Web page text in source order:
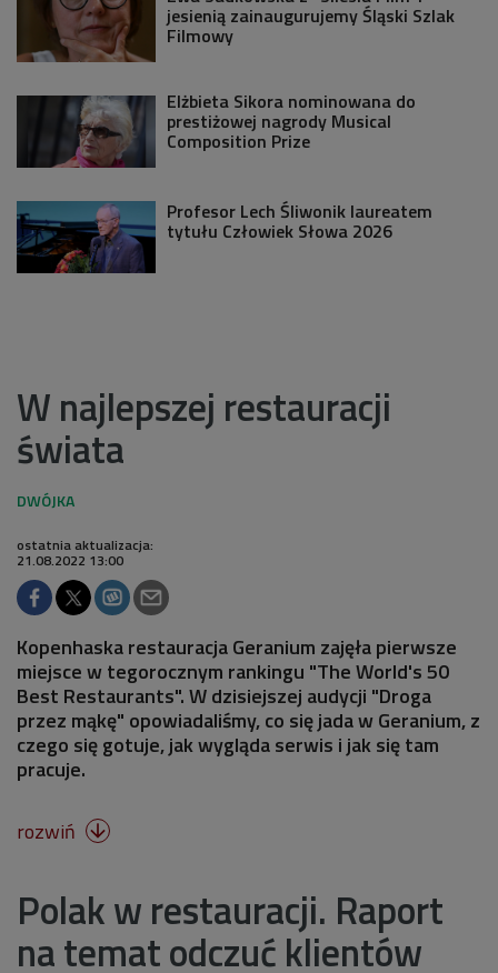
jesienią zainaugurujemy Śląski Szlak
Filmowy
Elżbieta Sikora nominowana do
prestiżowej nagrody Musical
Composition Prize
Profesor Lech Śliwonik laureatem
tytułu Człowiek Słowa 2026
W najlepszej restauracji
świata
ostatnia aktualizacja:
21.08.2022 13:00
Kopenhaska restauracja Geranium zajęła pierwsze
miejsce w tegorocznym rankingu "The World's 50
Best Restaurants". W dzisiejszej audycji "Droga
przez mąkę" opowiadaliśmy, co się jada w Geranium, z
czego się gotuje, jak wygląda serwis i jak się tam
pracuje.
rozwiń 
Polak w restauracji. Raport
na temat odczuć klientów